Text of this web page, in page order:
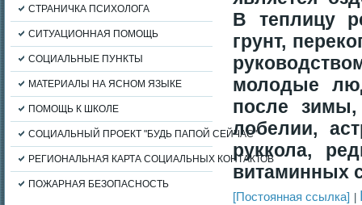
СТРАНИЧКА ПСИХОЛОГА
СИТУАЦИОННАЯ ПОМОЩЬ
СОЦИАЛЬНЫЕ ПУНКТЫ
МАТЕРИАЛЫ НА ЯСНОМ ЯЗЫКЕ
ПОМОЩЬ К ШКОЛЕ
СОЦИАЛЬНЫЙ ПРОЕКТ "БУДЬ ПАПОЙ СЕЙЧАС"
РЕГИОНАЛЬНАЯ КАРТА СОЦИАЛЬНЫХ КОНТАКТОВ
ПОЖАРНАЯ БЕЗОПАСНОСТЬ
В теплицу
грунт,
молодые
после
лобелии,
руккола,
витаминных
[Постоянная ссылка]